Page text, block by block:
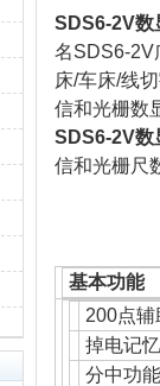
SDS6-2V数
名SDS6-2V
床/车床/线
信和光栅数
SDS6-2V数
信和光栅尺
基本功能
200点辅
掉电记忆
分中功能